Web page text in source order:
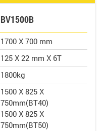
BV1500B
1700 X 700 mm
125 X 22 mm X 6T
1800kg
1500 X 825 X
750mm(BT40)
1500 X 825 X
750mm(BT50)